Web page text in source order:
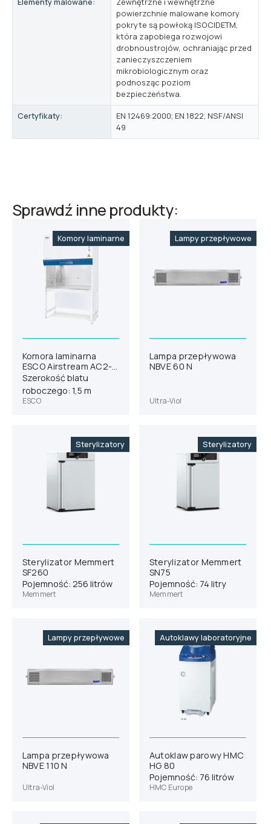
powierzchnie malowane komory
pokryte są powłoką ISOCIDETM,
która zapobiega rozwojowi
drobnoustrojów, ochraniając przed
zanieczyszczeniem
mikrobiologicznym oraz
podnosząc poziom
bezpieczeństwa.
Certyfikaty:
EN 12469:2000; EN 1822; NSF/ANSI
49
Sprawdź inne produkty:
Komory laminarne
Komora laminarna
ESCO Airstream AC2-
5S8
Szerokość blatu
roboczego: 1,5 m
ESCO
Lampy przepływowe
Lampa przepływowa
NBVE 60 N
Ultra-Viol
Sterylizatory
Sterylizator Memmert
SF260
Pojemność: 256 litrów
Memmert
Sterylizatory
Sterylizator Memmert
SN75
Pojemność: 74 litry
Memmert
Lampy przepływowe
Lampa przepływowa
NBVE 110 N
Ultra-Viol
Autoklawy laboratoryjne
Autoklaw parowy HMC
HG 80
Pojemność: 76 litrów
HMC Europe